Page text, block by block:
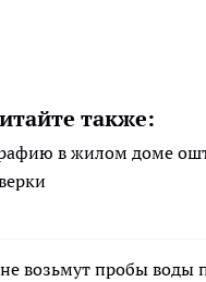
также:
в жилом доме
возьмут пробы воды